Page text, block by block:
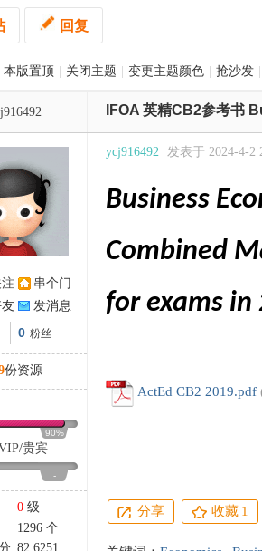
回复
本版置顶 关闭主题 变更主题颜色 抢沙发
IFOA 英精CB2参考书
串个门
发消息
0 粉丝
份资源
90%
/贵宾
-
0 级
1296 个
82.6251
ycj916492 发表于 2024-4-2
Business
Combined
for exams in
ActEd CB2 2019.pdf
分享 收藏 1